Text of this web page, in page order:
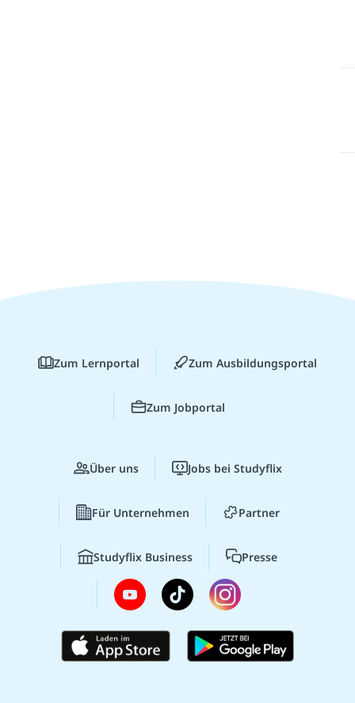
Zum Lernportal Zum Ausbildungsportal
Zum Jobportal
Über uns Jobs bei Studyflix
Für Unternehmen Partner
Studyflix Business Presse